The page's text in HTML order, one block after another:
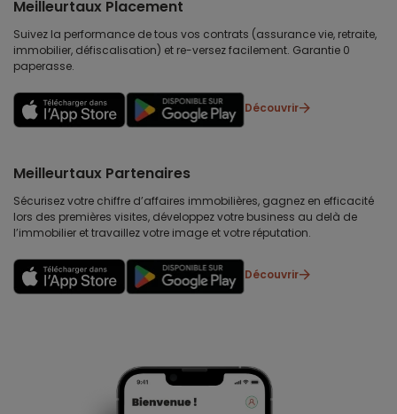
Meilleurtaux Placement
Suivez la performance de tous vos contrats (assurance vie, retraite,
immobilier, défiscalisation) et re-versez facilement. Garantie 0
paperasse.
Découvrir
Meilleurtaux Partenaires
Sécurisez votre chiffre d’affaires immobilières, gagnez en efficacité
lors des premières visites, développez votre business au delà de
l’immobilier et travaillez votre image et votre réputation.
Découvrir